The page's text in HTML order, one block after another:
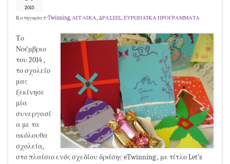
2015
Κατηγορία e-Twinning,ΑΓΓΛΙΚΑ,ΔΡΑΣΕΙΣ,ΕΥΡΩΠΑΪΚΑ ΠΡΟΓΡΑΜΜΑΤΑ
Το
Νοέμβριο
του 2014 ,
το σχολείο
μας
ξεκίνησε
μία
συνεργασί
α με τα
ακόλουθα
σχολεία,
στο πλαίσιο ενός σχεδίου δράσης eTwinning , με τίτλο Let’s